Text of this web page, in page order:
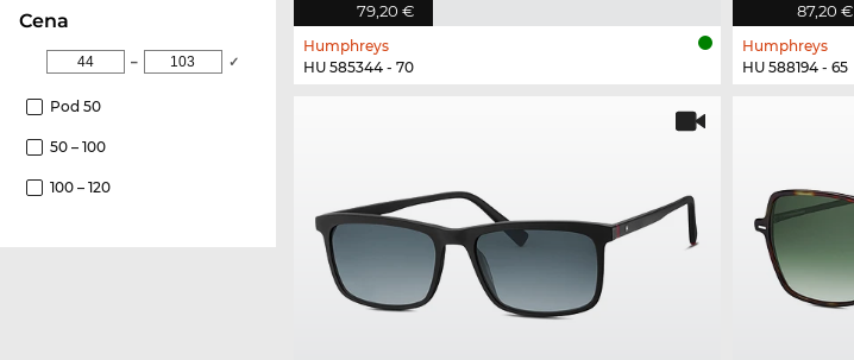
Cena
– ✓
Pod 50
50 – 100
100 – 120
79,20 €
Humphreys
HU 585344 - 70
87,20 €
Humphreys
HU 588194 - 65